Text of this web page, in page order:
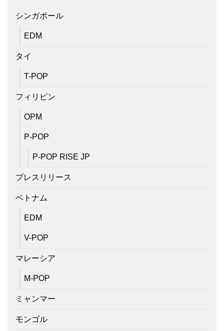
シンガポール
EDM
タイ
T-POP
フィリピン
OPM
P-POP
P-POP RISE JP
プレスリリース
ベトナム
EDM
V-POP
マレーシア
M-POP
ミャンマー
モンゴル